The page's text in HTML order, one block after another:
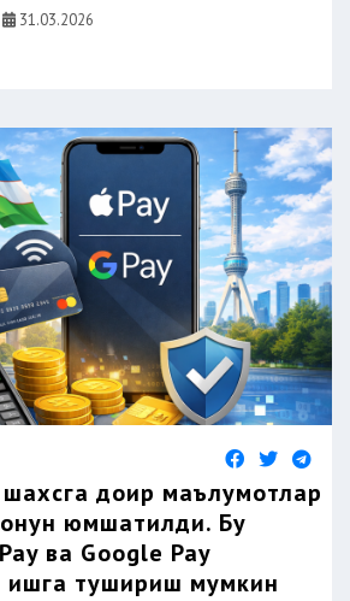
31.03.2026
доир маълумотлар
юмшатилди. Бу
ва Google Pay
ишга тушириш мумкин